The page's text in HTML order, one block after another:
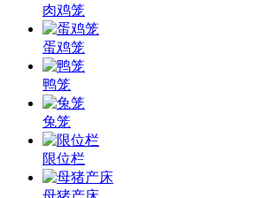
肉鸡笼
蛋鸡笼
鸭笼
兔笼
限位栏